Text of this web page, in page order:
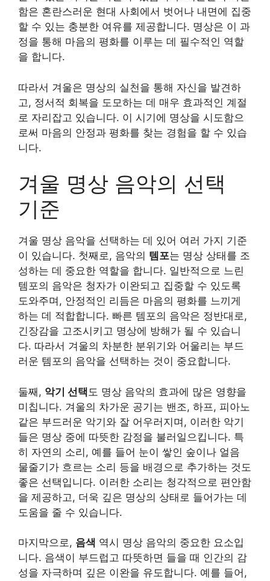
함은 혼란스러운 현대 사회에서 벗어나 내면에 집중
할 수 있는 충분한 여유를 제공합니다. 명상은 이 과
정을 통해 마음의 평화를 이루는 데 필수적인 역할
을 합니다.
따라서 겨울은 명상의 실천을 통해 자신을 발견하
고, 정서적 회복을 도모하는 데 매우 효과적인 계절
로 자리잡고 있습니다. 이 시기에 명상을 시도함으
로써 마음의 안정과 평화를 찾는 경험을 할 수 있습
니다.
겨울 명상 음악의 선택
기준
겨울 명상 음악을 선택하는 데 있어 여러 가지 기준
이 있습니다. 첫째로, 음악의 템포는 명상 상태를 조
성하는 데 중요한 역할을 합니다. 일반적으로 느린
템포의 음악은 청자가 이완되고 집중할 수 있도록
도와주며, 안정적인 리듬은 마음의 평화를 느끼게
하는 데 적합합니다. 빠른 템포의 음악은 정반대로,
긴장감을 고조시키고 명상에 방해가 될 수 있습니
다. 따라서 겨울의 차분한 분위기와 어울리는 부드
러운 템포의 음악을 선택하는 것이 중요합니다.
둘째, 악기 선택 도 명상 음악의 효과에 많은 영향을
미칩니다. 겨울의 차가운 공기는 밴조, 하프, 피아노
같은 부드러운 악기와 잘 어우러지며, 이러한 악기
들은 명상 중에 따뜻한 감정을 불러일으킵니다. 특
히 자연의 소리, 예를 들어 눈이 쌓인 숲이나 얼음
물줄기가 흐르는 소리 등을 배경으로 추가하는 것도
좋은 선택입니다. 이러한 소리는 청각적으로 편안함
을 제공하고, 더욱 깊은 명상의 상태로 들어가는 데
도움을 줄 수 있습니다.
마지막으로, 음색 역시 명상 음악의 중요한 요소입
니다. 음색이 부드럽고 따뜻하면 들을 때 인간의 감
성을 자극하며 깊은 이완을 유도합니다. 예를 들어,